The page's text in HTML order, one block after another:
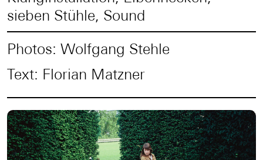
sieben Stühle, Sound
Photos: Wolfgang Stehle
Text: Florian Matzner